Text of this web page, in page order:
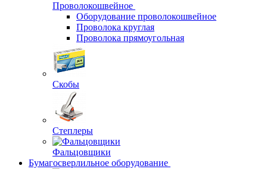
Проволокошвейное
Оборудование проволокошвейное
Проволока круглая
Проволока прямоугольная
Скобы
Степлеры
Фальцовщики
Бумагосверлильное оборудование